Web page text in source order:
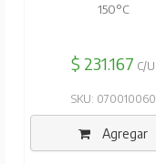
150°C
$ 231.167 C/U
SKU: 070010060
Agregar